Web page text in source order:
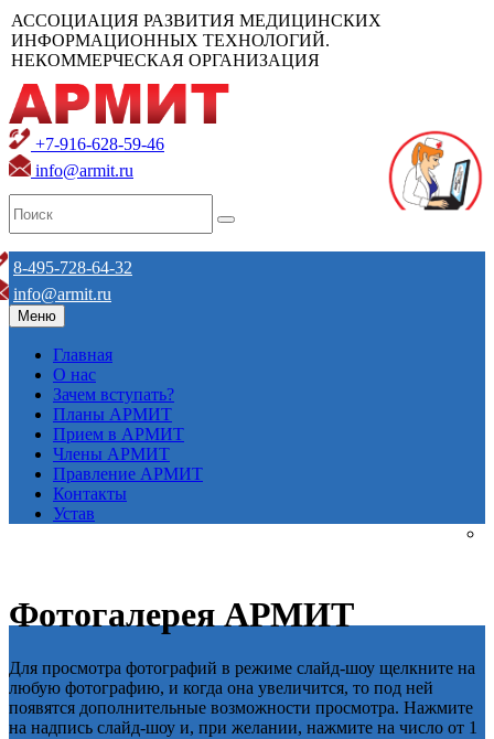
АССОЦИАЦИЯ РАЗВИТИЯ МЕДИЦИНСКИХ
ИНФОРМАЦИОННЫХ ТЕХНОЛОГИЙ.
НЕКОММЕРЧЕСКАЯ ОРГАНИЗАЦИЯ
+7-916-628-59-46
info@armit.ru
8-495-728-64-32
info@armit.ru
Меню
Главная
О нас
Зачем вступать?
Планы АРМИТ
Прием в АРМИТ
Члены АРМИТ
Правление АРМИТ
Контакты
Устав
Фотогалерея АРМИТ
Для просмотра фотографий в режиме слайд-шоу щелкните на
любую фотографию, и когда она увеличится, то под ней
появятся дополнительные возможности просмотра. Нажмите
на надпись слайд-шоу и, при желании, нажмите на число от 1